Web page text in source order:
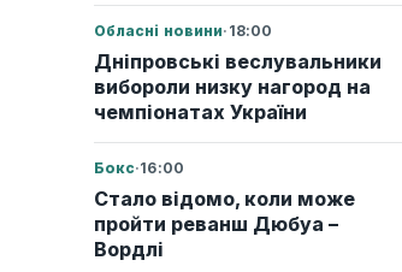
Обласні новини· 18:00
Дніпровські веслувальники
вибороли низку нагород на
чемпіонатах України
Бокс·16:00
Стало відомо, коли може
пройти реванш Дюбуа –
Вордлі